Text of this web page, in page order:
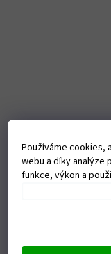
Používáme cookies,
webu a díky analýze
funkce, výkon a